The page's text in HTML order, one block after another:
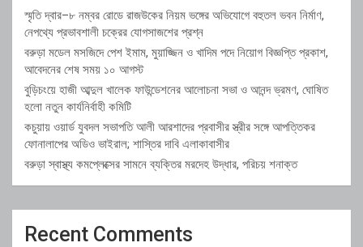
স্মৃতি দ্বার–৮ নম্বর রোডে রাজউকের নিয়ম ভঙ্গের অভিযোগে বহুতল ভবন নির্মাণ,
নেপথ্যে প্রভাবশালী চক্রের যোগসাজশের প্রশ্ন
বরুড়া মডেল মসজিদে পেশ ইমাম, মুয়াজ্জিন ও খাদিম পদে নিয়োগ বিজ্ঞপ্তি প্রকাশ,
আবেদনের শেষ সময় ১০ আগস্ট
বুড়িচংয়ে হাজী আব্দুল খালেক ফাউন্ডেশনের আলোচনা সভা ও আনন্দ ভ্রমণ, ঘোষিত
হলো নতুন কার্যনির্বাহী কমিটি
কচুয়ায় ওয়ার্ড যুবদল সভাপতি আলী আরশাদের প্রবাসীর স্ত্রীর সঙ্গে আপত্তিকর
ফোনালাপের অডিও ভাইরাল; শাস্তির দাবি এলাকাবাসীর
বরুড়া স্বাস্থ্য কমপ্লেক্সের সামনে ব্যক্তির মরদেহ উদ্ধার, পরিচয় শনাক্ত
Recent Comments